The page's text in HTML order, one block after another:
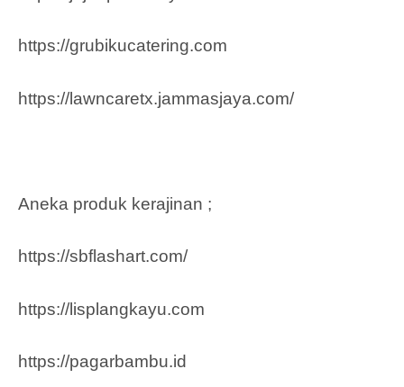
https://grubikucatering.com
https://lawncaretx.jammasjaya.com/
Aneka produk kerajinan ;
https://sbflashart.com/
https://lisplangkayu.com
https://pagarbambu.id